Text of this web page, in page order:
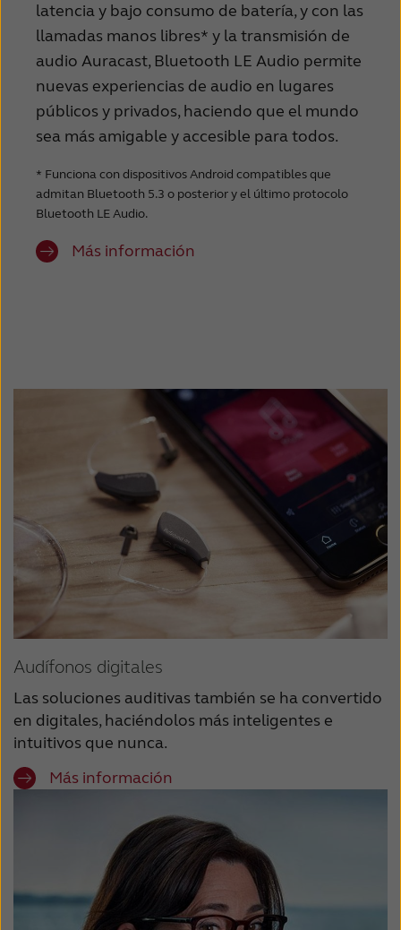
Schweiz
Suomi Sverige
United Kingdom
United States Österreich
عربي 日本
latencia y bajo consumo de batería, y con las
llamadas manos libres* y la transmisión de
audio Auracast, Bluetooth LE Audio permite
nuevas experiencias de audio en lugares
públicos y privados, haciendo que el mundo
sea más amigable y accesible para todos.
* Funciona con dispositivos Android compatibles que
admitan Bluetooth 5.3 o posterior y el último protocolo
Bluetooth LE Audio.
Más información
Audífonos digitales
Las soluciones auditivas también se ha convertido
en digitales, haciéndolos más inteligentes e
intuitivos que nunca.
Más información